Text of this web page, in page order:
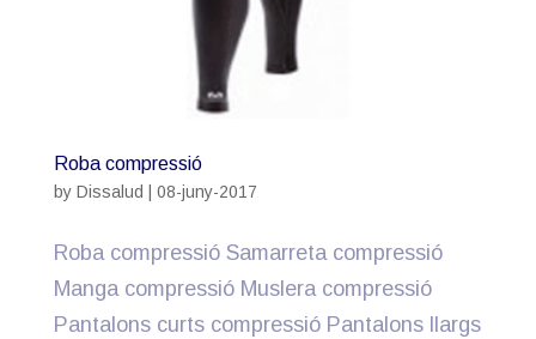
Roba compressió
by Dissalud 08-juny-2017
Roba compressió Samarreta compressió
Manga compressió Muslera compressió
Pantalons curts compressió Pantalons llargs